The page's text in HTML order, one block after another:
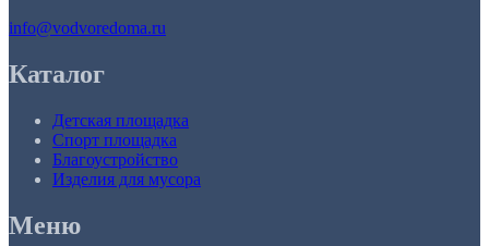
info@vodvoredoma.ru
Каталог
Детская площадка
Спорт площадка
Благоустройство
Изделия для мусора
Меню